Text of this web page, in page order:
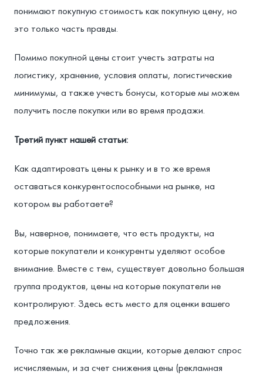
понимают покупную стоимость как покупную цену, но
это только часть правды.
Помимо покупной цены стоит учесть затраты на
логистику, хранение, условия оплаты, логистические
минимумы, а также учесть бонусы, которые мы можем
получить после покупки или во время продажи.
Третий пункт нашей статьи:
Как адаптировать цены к рынку и в то же время
оставаться конкурентоспособными на рынке, на
котором вы работаете?
Вы, наверное, понимаете, что есть продукты, на
которые покупатели и конкуренты уделяют особое
внимание. Вместе с тем, существует довольно большая
группа продуктов, цены на которые покупатели не
контролируют. Здесь есть место для оценки вашего
предложения.
Точно так же рекламные акции, которые делают спрос
исчисляемым, и за счет снижения цены (рекламная